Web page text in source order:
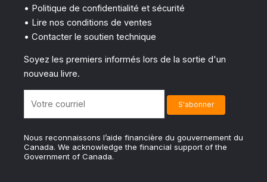
• Politique de confidentialité et sécurité
• Lire nos conditions de ventes
• Contacter le soutien technique
Soyez les premiers informés lors de la sortie d'un
nouveau livre.
Nous reconnaissons l’aide financière du gouvernement du
Canada. We acknowledge the financial support of the
Government of Canada.